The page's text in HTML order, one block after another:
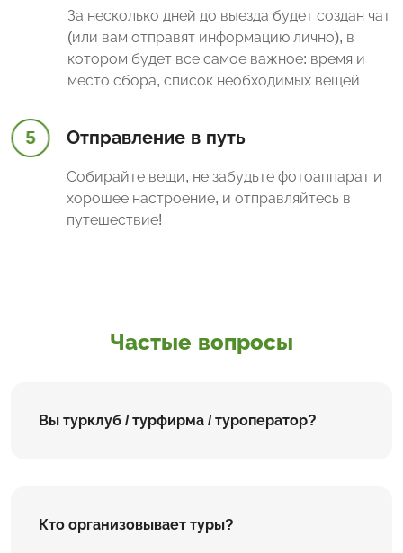
За несколько дней до выезда будет создан чат
(или вам отправят информацию лично), в
котором будет все самое важное: время и
место сбора, список необходимых вещей
5 Отправление в путь
Собирайте вещи, не забудьте фотоаппарат и
хорошее настроение, и отправляйтесь в
путешествие!
Частые вопросы
Вы турклуб / турфирма / туроператор?
Кто организовывает туры?